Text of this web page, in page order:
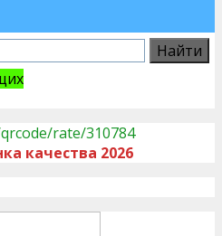
качества 2026